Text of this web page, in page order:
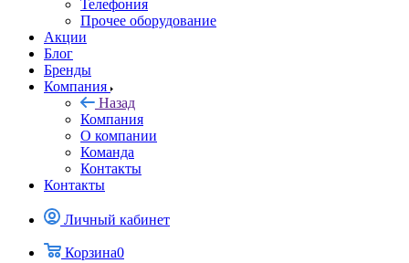
Телефония
Прочее оборудование
Акции
Блог
Бренды
Компания
Назад
Компания
О компании
Команда
Контакты
Контакты
Личный кабинет
Корзина0